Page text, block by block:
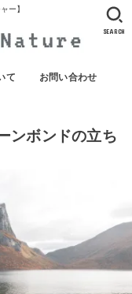
ー】
て お問い合わせ
SEARCH
ンボンドの立ち